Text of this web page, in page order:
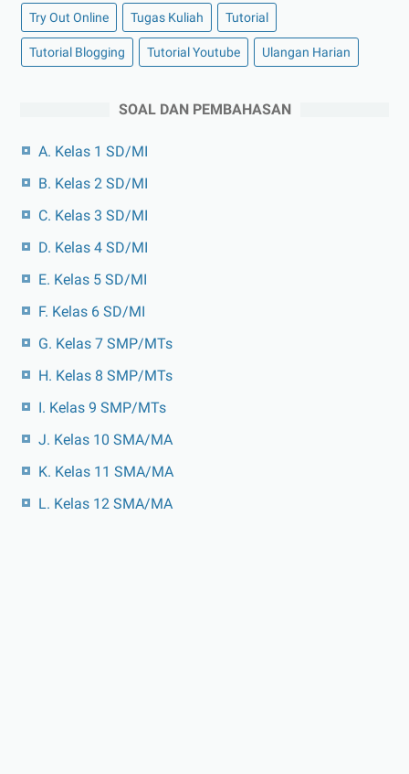
Try Out Online Tugas Kuliah Tutorial
Tutorial Blogging Tutorial Youtube Ulangan Harian
SOAL DAN PEMBAHASAN
A. Kelas 1 SD/MI
B. Kelas 2 SD/MI
C. Kelas 3 SD/MI
D. Kelas 4 SD/MI
E. Kelas 5 SD/MI
F. Kelas 6 SD/MI
G. Kelas 7 SMP/MTs
H. Kelas 8 SMP/MTs
I. Kelas 9 SMP/MTs
J. Kelas 10 SMA/MA
K. Kelas 11 SMA/MA
L. Kelas 12 SMA/MA